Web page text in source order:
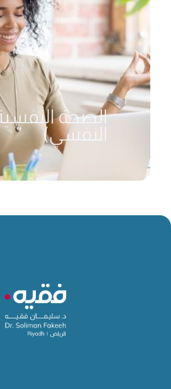
الصحة
النفسي)